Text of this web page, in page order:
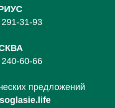
31-93
60-66
предложений